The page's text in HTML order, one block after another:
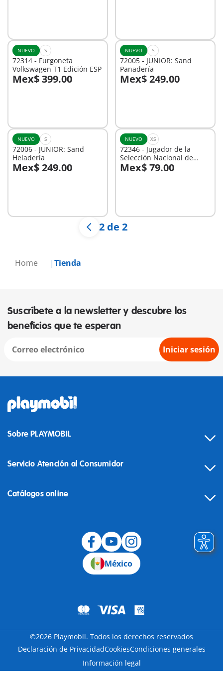
Home Tienda
NUEVO S
72314 - Furgoneta
Volkswagen T1 Edición ESP
Mex$ 399.00
A la cesta
NUEVO S
72005 - JUNIOR: Sand
Panadería
Mex$ 249.00
A la cesta
NUEVO S
72006 - JUNIOR: Sand
Heladería
Mex$ 249.00
A la cesta
NUEVO XS
72346 - Jugador de la
Selección Nacional de
México
Mex$ 79.00
A la cesta
2 de 2
Suscríbete a la newsletter y descubre los
beneficios que te esperan
Iniciar sesión
Sobre PLAYMOBIL
Servicio Atención al Consumidor
Catálogos online
México
©2026 Playmobil. Todos los derechos reservados
Declaración de PrivacidadCookiesCondiciones generales
Información legal